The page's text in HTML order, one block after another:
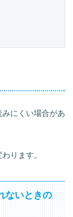
にくい場合があ
ります。
ないときの